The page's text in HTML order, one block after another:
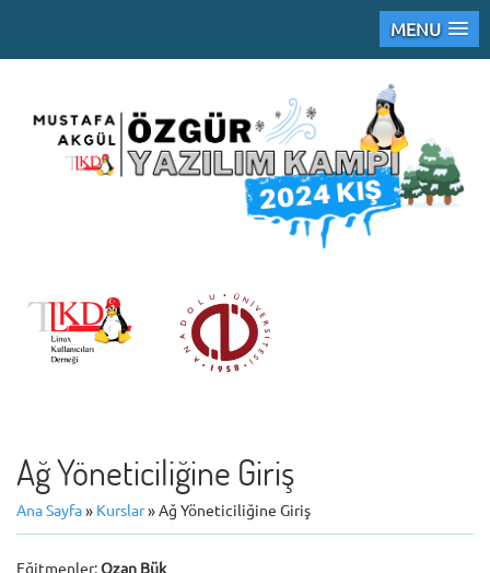
MENU
Ağ Yöneticiliğine Giriş
Ana Sayfa» Kurslar»Ağ Yöneticiliğine Giriş
Eğitmenler:Ozan Bük